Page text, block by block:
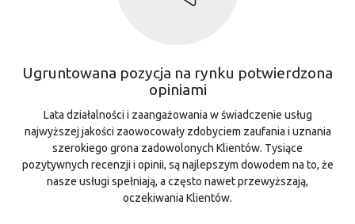
Ugruntowana pozycja na rynku potwierdzona
opiniami
Lata działalności i zaangażowania w świadczenie usług
najwyższej jakości zaowocowały zdobyciem zaufania i uznania
szerokiego grona zadowolonych Klientów. Tysiące
pozytywnych recenzji i opinii, są najlepszym dowodem na to, że
nasze usługi spełniają, a często nawet przewyższają,
oczekiwania Klientów.